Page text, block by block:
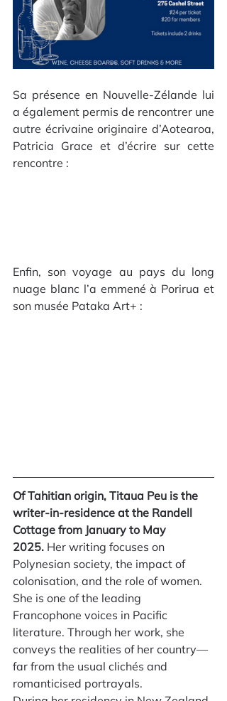
Sa présence en Nouvelle-Zélande lui
a également permis de rencontrer une
autre écrivaine originaire d’Aotearoa,
Patricia Grace et d’écrire sur cette
rencontre :
Enfin, son voyage au pays du long
nuage blanc l’a emmené à Porirua et
son musée Pataka Art+ :
Of Tahitian origin, Titaua Peu is the
writer-in-residence at the Randell
Cottage from January to May
2025. Her writing focuses on
Polynesian society, the impact of
colonisation, and the role of women.
She is one of the leading
Francophone voices in Pacific
literature. Through her work, she
conveys the realities of her country—
far from the usual clichés and
romanticised portrayals.